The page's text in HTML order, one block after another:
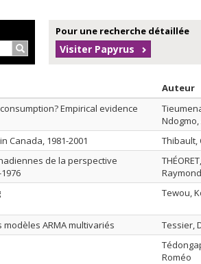
Rechercher…
Pour une recherche détaillée
Visiter Papyrus
Auteur
Empirical evidence
Ndogmo,
Canada, 1981-2001 Thibault,
de la perspective
THÉORET,
Raymond
Tewou,
ARMA multivariés
Tessier,
Roméo